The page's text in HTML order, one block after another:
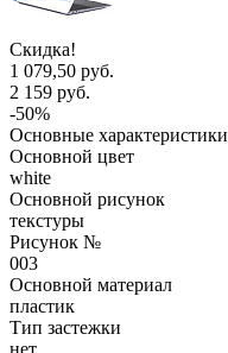
Скидка!
1 079,50 руб.
2 159 руб.
-50%
Основные характеристики
Основной цвет
white
Основной рисунок
текстуры
Рисунок №
003
Основной материал
пластик
Тип застежки
нет